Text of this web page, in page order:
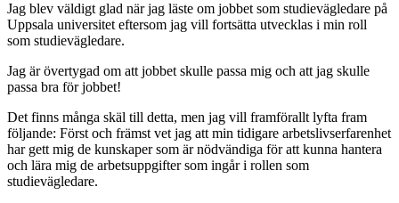
Jag blev väldigt glad när jag läste om jobbet som studievägledare på
Uppsala universitet eftersom jag vill fortsätta utvecklas i min roll
som studievägledare.
Jag är övertygad om att jobbet skulle passa mig och att jag skulle
passa bra för jobbet!
Det finns många skäl till detta, men jag vill framförallt lyfta fram
följande: Först och främst vet jag att min tidigare arbetslivserfarenhet
har gett mig de kunskaper som är nödvändiga för att kunna hantera
och lära mig de arbetsuppgifter som ingår i rollen som
studievägledare.